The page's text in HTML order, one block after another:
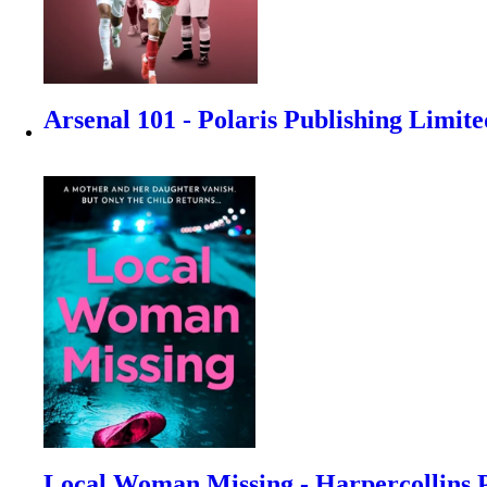
Arsenal 101 - Polaris Publishing